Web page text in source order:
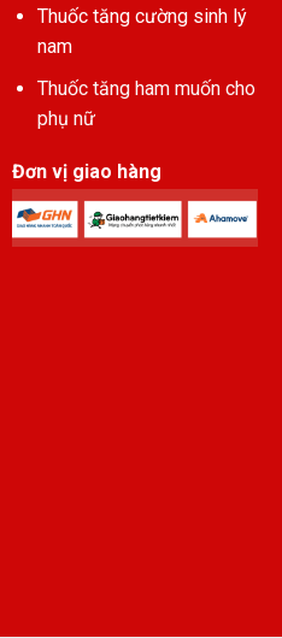
Thuốc tăng cường sinh lý
nam
Thuốc tăng ham muốn cho
phụ nữ
Đơn vị giao hàng